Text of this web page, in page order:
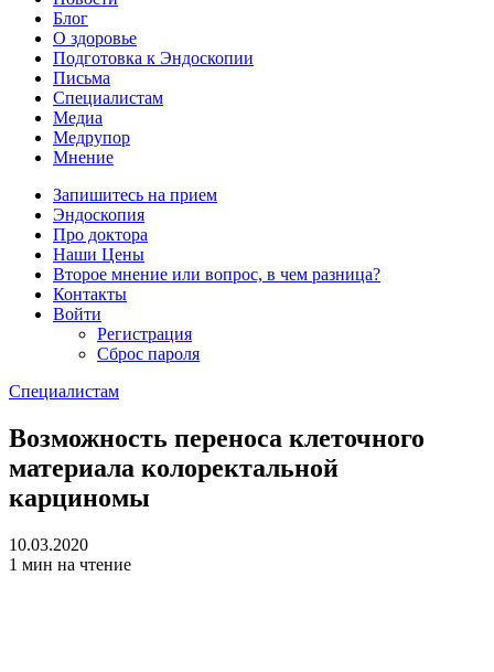
Блог
О здоровье
Подготовка к Эндоскопии
Письма
Специалистам
Медиа
Медрупор
Мнение
Запишитесь на прием
Эндоскопия
Про доктора
Наши Цены
Второе мнение или вопрос, в чем разница?
Контакты
Войти
Регистрация
Сброс пароля
Специалистам
Возможность переноса клеточного
материала колоректальной
карциномы
10.03.2020
1 мин на чтение